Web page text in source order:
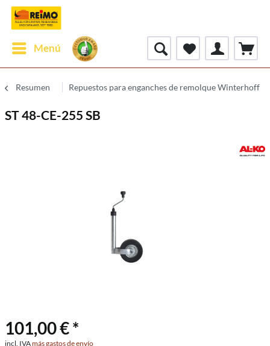
Menú
Resumen Repuestos para enganches de remolque Winterhoff
ST 48-CE-255 SB
101,00 € *
incl. IVAmás gastos de envío